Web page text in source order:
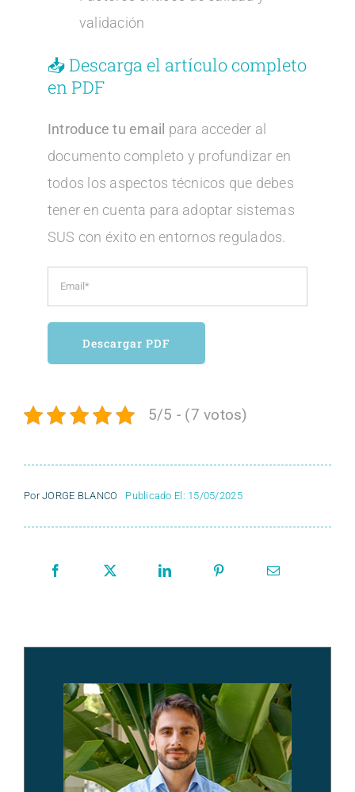
validación
📥 Descarga el artículo completo
en PDF
Introduce tu email para acceder al
documento completo y profundizar en
todos los aspectos técnicos que debes
tener en cuenta para adoptar sistemas
SUS con éxito en entornos regulados.
5/5 - (7 votos)
PorJORGE BLANCO Publicado El: 15/05/2025